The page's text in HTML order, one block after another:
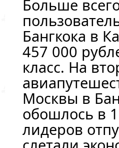
Больше
Бангкока в
457 000
класс. На
Москвы в
обошлось в
лидеров